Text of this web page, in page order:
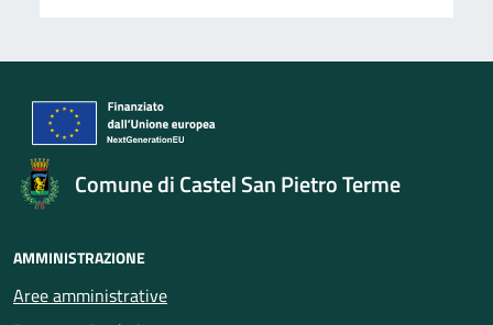
Comune di Castel San Pietro Terme
AMMINISTRAZIONE
Aree amministrative